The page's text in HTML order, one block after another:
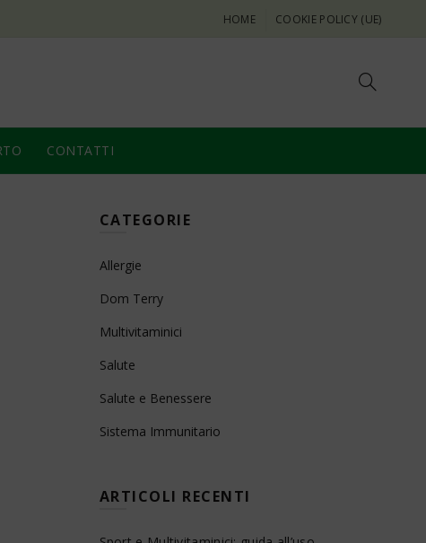
HOME COOKIE POLICY (UE)
CONTATTI
CATEGORIE
Allergie
Dom Terry
Multivitaminici
Salute
Salute e Benessere
Sistema Immunitario
ARTICOLI RECENTI